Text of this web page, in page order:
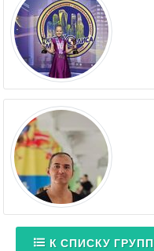
К СПИСКУ ГРУПП